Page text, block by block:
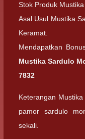
Stok Produk
Asal Usul Mustika
Keramat.
Mendapatkan
Mustika Sardulo
7832
Keterangan
pamor sardulo
sekali.